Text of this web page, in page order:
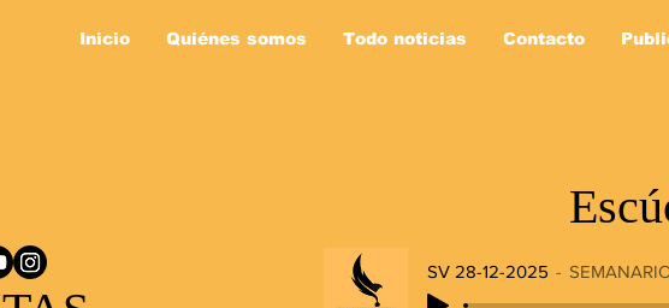
Inicio Quiénes somos Todo noticias Contacto
SV 28-12-2025